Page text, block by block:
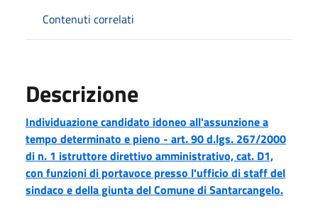
Contenuti correlati
Descrizione
Individuazione candidato idoneo all'assunzione a
tempo determinato e pieno - art. 90 d.lgs. 267/2000
di n. 1 istruttore direttivo amministrativo, cat. D1,
con funzioni di portavoce presso l'ufficio di staff del
sindaco e della giunta del Comune di Santarcangelo.